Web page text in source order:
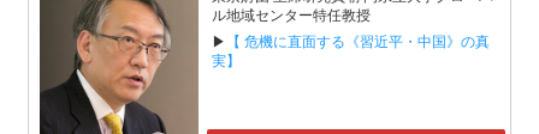
ル地域センター特任教授
▶ 【 危機に直面する《習近平・中国》の真
実】